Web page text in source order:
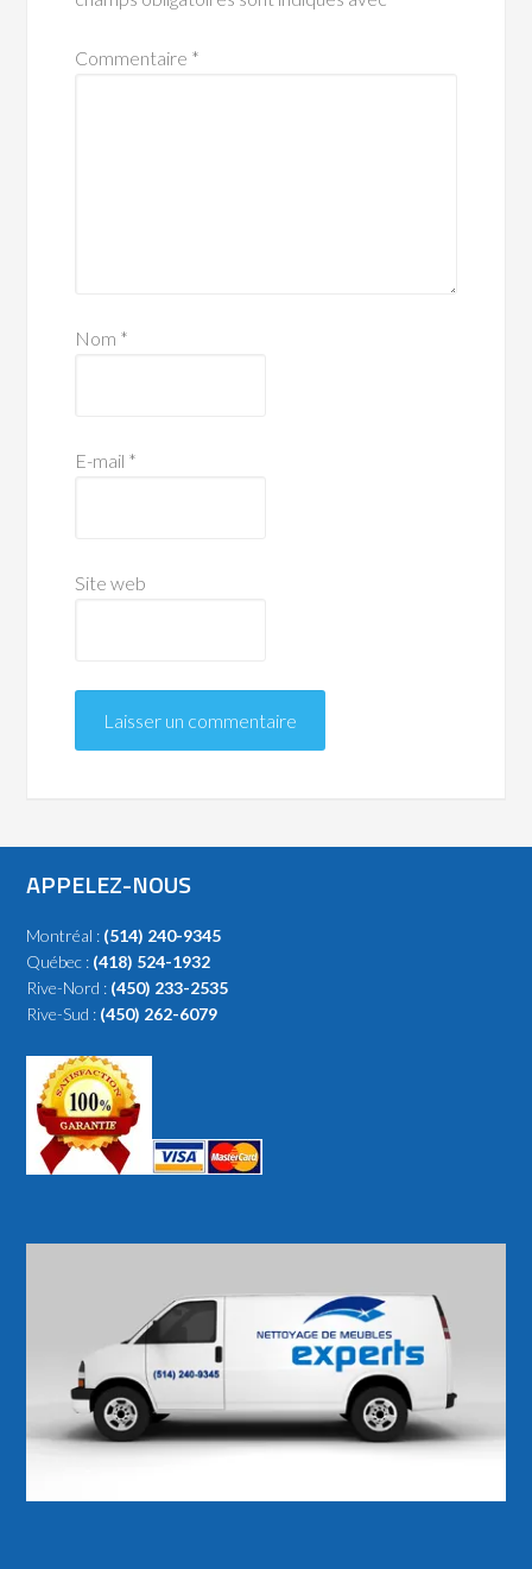
Commentaire *
Nom *
E-mail *
Site web
APPELEZ-NOUS
Montréal : (514) 240-9345
Québec : (418) 524-1932
Rive-Nord : (450) 233-2535
Rive-Sud : (450) 262-6079